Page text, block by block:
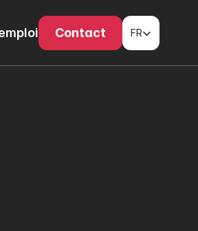
Contact
Select Language
FR